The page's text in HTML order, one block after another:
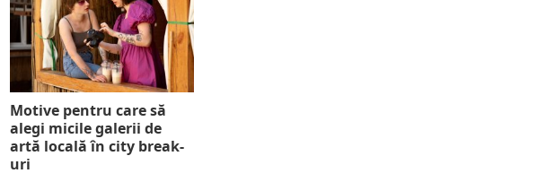
Motive pentru care să
alegi micile galerii de
artă locală în city break-
uri